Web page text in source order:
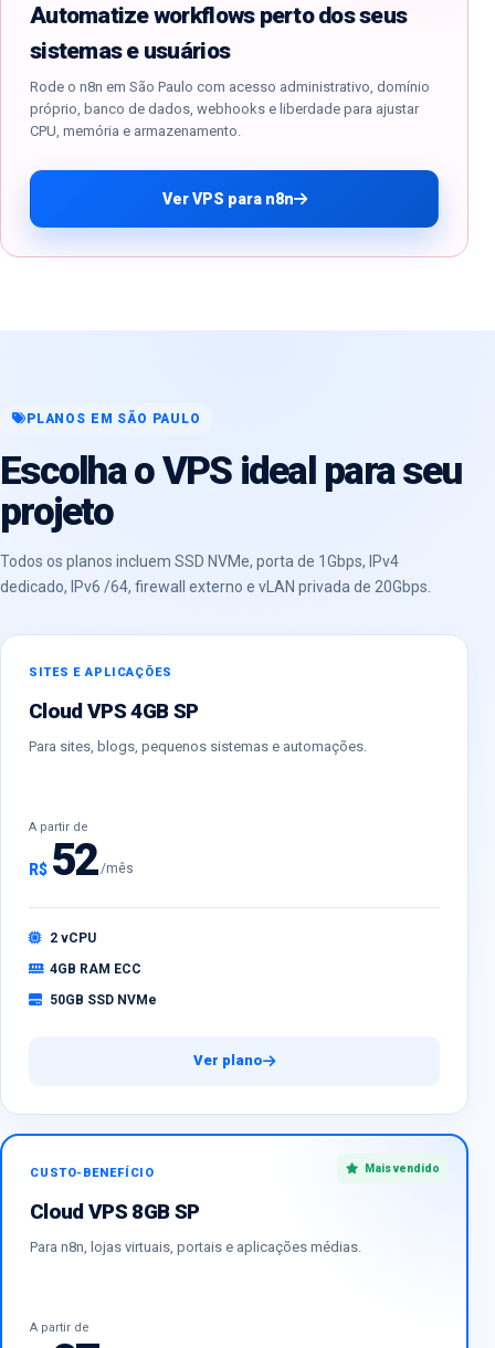
Automatize workflows perto dos seus
sistemas e usuários
Rode o n8n em São Paulo com acesso administrativo, domínio
próprio, banco de dados, webhooks e liberdade para ajustar
CPU, memória e armazenamento.
Ver VPS para n8n
PLANOS EM SÃO PAULO
Escolha o VPS ideal para seu
projeto
Todos os planos incluem SSD NVMe, porta de 1Gbps, IPv4
dedicado, IPv6 /64, firewall externo e vLAN privada de 20Gbps.
SITES E APLICAÇÕES
Cloud VPS 4GB SP
Para sites, blogs, pequenos sistemas e automações.
A partir de
R$ 52 /mês
2 vCPU
4GB RAM ECC
50GB SSD NVMe
Ver plano
Mais vendido
CUSTO-BENEFÍCIO
Cloud VPS 8GB SP
Para n8n, lojas virtuais, portais e aplicações médias.
A partir de